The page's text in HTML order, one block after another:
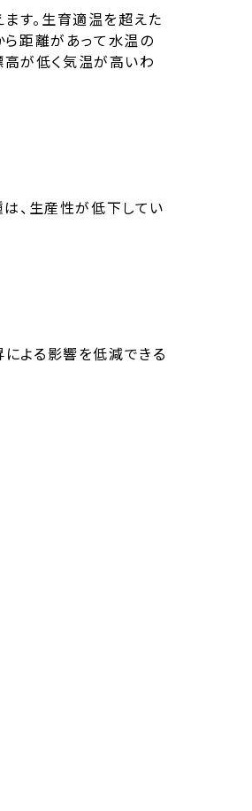
す。生育適温を超えた
ら距離があって水温の
高が低く気温が高いわ
、生産性が低下してい
よる影響を低減できる